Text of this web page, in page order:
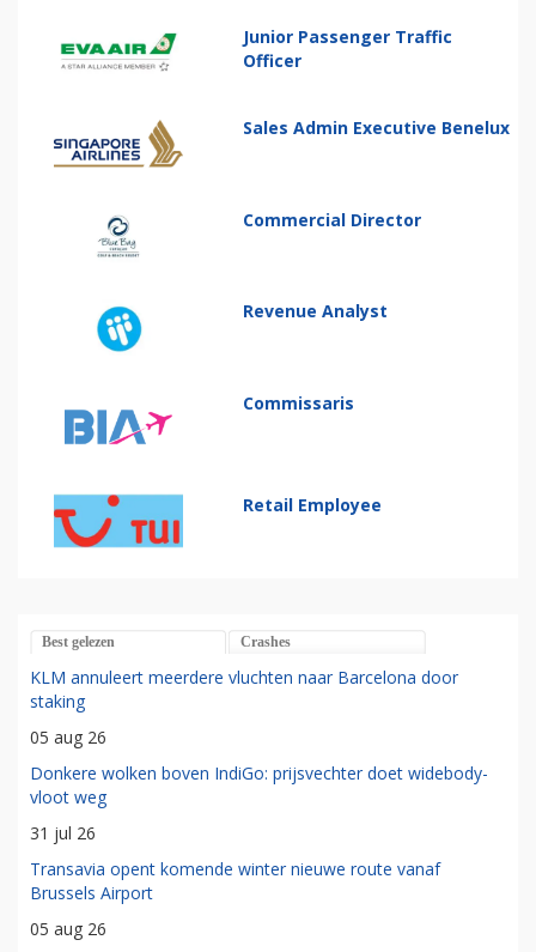
Junior Passenger Traffic
Officer
Sales Admin Executive Benelux
Commercial Director
Revenue Analyst
Commissaris
Retail Employee
Best gelezen Crashes
KLM annuleert meerdere vluchten naar Barcelona door
staking
05 aug 26
Donkere wolken boven IndiGo: prijsvechter doet widebody-
vloot weg
31 jul 26
Transavia opent komende winter nieuwe route vanaf
Brussels Airport
05 aug 26